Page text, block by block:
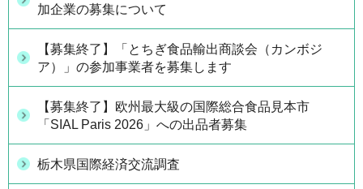
加企業の募集について
【募集終了】「とちぎ食品輸出商談会（カンボジ
ア）」の参加事業者を募集します
【募集終了】欧州最大級の国際総合食品見本市
「SIAL Paris 2026」への出品者募集
栃木県国際経済交流調査